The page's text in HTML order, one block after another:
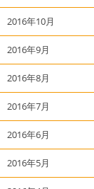
2016年10月
2016年9月
2016年8月
2016年7月
2016年6月
2016年5月